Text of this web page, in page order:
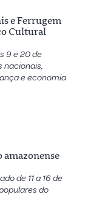
e Ferrugem
Cultural
9 e 20 de
nacionais,
e economia
amazonense
de 11 a 16 de
do